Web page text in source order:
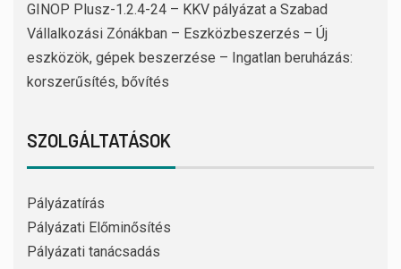
GINOP Plusz-1.2.4-24 – KKV pályázat a Szabad
Vállalkozási Zónákban – Eszközbeszerzés – Új
eszközök, gépek beszerzése – Ingatlan beruházás:
korszerűsítés, bővítés
SZOLGÁLTATÁSOK
Pályázatírás
Pályázati Előminősítés
Pályázati tanácsadás